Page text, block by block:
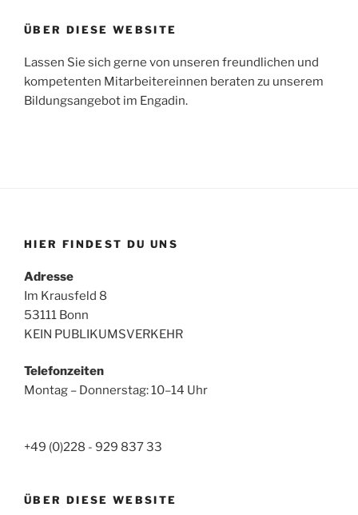
ÜBER DIESE WEBSITE
Lassen Sie sich gerne von unseren freundlichen und
kompetenten Mitarbeitereinnen beraten zu unserem
Bildungsangebot im Engadin.
HIER FINDEST DU UNS
Adresse
Im Krausfeld 8
53111 Bonn
KEIN PUBLIKUMSVERKEHR
Telefonzeiten
Montag – Donnerstag: 10–14 Uhr
+49 (0)228 - 929 837 33
ÜBER DIESE WEBSITE